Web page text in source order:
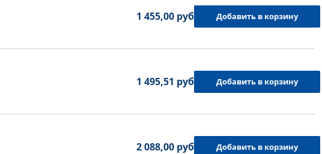
1 455,00 руб. Добавить в корзину
1 495,51 руб. Добавить в корзину
2 088,00 руб. Добавить в корзину